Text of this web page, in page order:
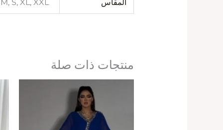
المقاس S, XL, XXL
منتجات ذات صلة